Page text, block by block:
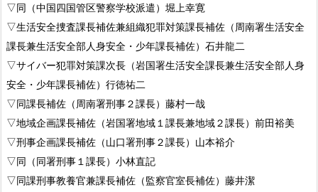
▽同（中国四国管区警察学校派遣）堀上幸寛
▽生活安全捜査課長補佐兼組織犯罪対策課長補佐（周南署生活安全
課長兼生活安全部人身安全・少年課長補佐）石井龍二
▽サイバー犯罪対策課次長（岩国署生活安全課長兼生活安全部人身
安全・少年課長補佐）行徳祐二
▽同課長補佐（周南署刑事２課長）藤村一哉
▽地域企画課長補佐（岩国署地域１課長兼地域２課長）前田裕美
▽刑事企画課長補佐（山口署刑事２課長）山本裕介
▽同（同署刑事１課長）小林直記
▽同課刑事教養官兼課長補佐（監察官室長補佐）藤井潔